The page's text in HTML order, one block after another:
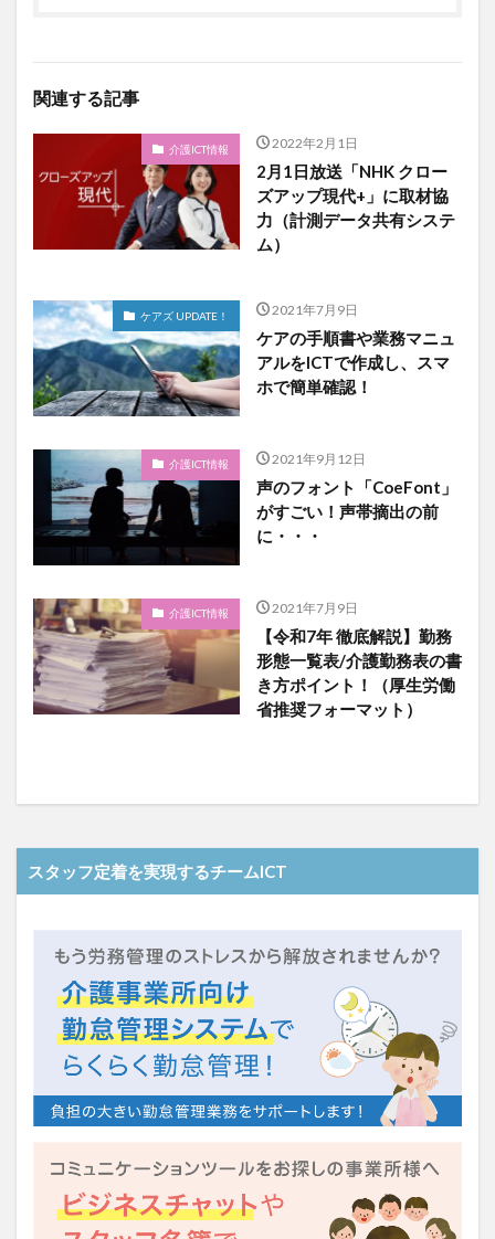
関連する記事
介護ICT情報 2022年2月1日
2月1日放送「NHK クロー
ズアップ現代+」に取材協
力（計測データ共有システ
ム）
ケアズ UPDATE！ 2021年7月9日
ケアの手順書や業務マニュ
アルをICTで作成し、スマ
ホで簡単確認！
介護ICT情報 2021年9月12日
声のフォント「CoeFont」
がすごい！声帯摘出の前
に・・・
介護ICT情報 2021年7月9日
【令和7年 徹底解説】勤務
形態一覧表/介護勤務表の書
き方ポイント！（厚生労働
省推奨フォーマット）
スタッフ定着を実現するチームICT